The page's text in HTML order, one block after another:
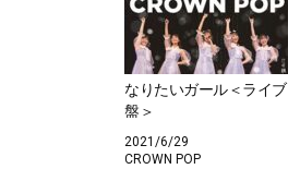
なりたいガール＜ライブ
盤＞
2021/6/29
CROWN POP